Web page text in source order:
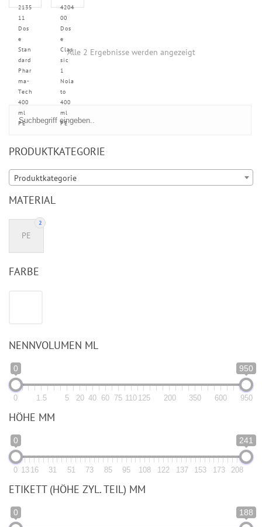
2135
11
Dos
e
Stan
dard
Phar
ma-
Tech
400
ml
PE
4204
00
Dos
e
Clas
sic
1
Nola
to
400
ml
PE
Alle 2 Ergebnisse werden angezeigt
PRODUKTKATEGORIE
Produktkategorie
MATERIAL
2
PE
FARBE
NENNVOLUMEN ML
0 950
0 1.5 5 20 40 60 75 110 125 200 350 600 950
HÖHE MM
0 241
0 13 16 31 51 73 85 95 108 122 137 153 173 208
ETIKETT (HÖHE ZYL. TEIL) MM
0 188